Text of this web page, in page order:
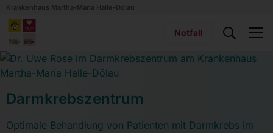
Krankenhaus Martha-Maria Halle-Dölau
Notfall
Darmkrebszentrum
Optimale Behandlung von Patienten mit Darmkrebs im